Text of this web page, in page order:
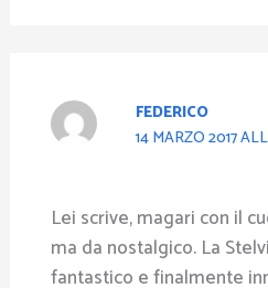
FEDERICO
14 MARZO 2017
Lei scrive, magari con il
ma da nostalgico. La
fantastico e finalmente